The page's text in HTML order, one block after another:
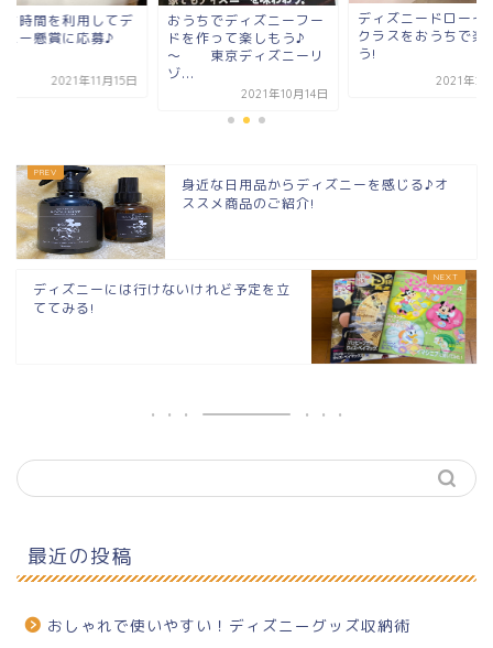
ちでディズニーフー
作って楽しもう♪
ディズニードローイング
クラスをおうちで楽しも
う!
おうち時間を利用し
ィズニー懸賞に応募
2021年11
身近な日用品からディズニーを感じる♪オ
ススメ商品のご紹介!
ディズニーには行けないけれど予定を立
ててみる!
最近の投稿
おしゃれで使いやすい！ディズニーグッズ収納術